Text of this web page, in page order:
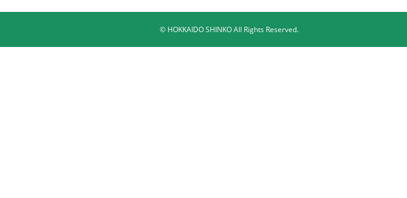
© HOKKAIDO SHINKO All Rights Reserved.